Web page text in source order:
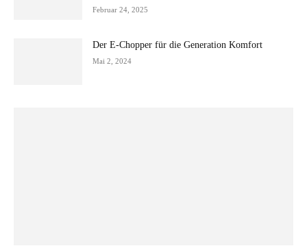
Februar 24, 2025
Der E-Chopper für die Generation Komfort
Mai 2, 2024